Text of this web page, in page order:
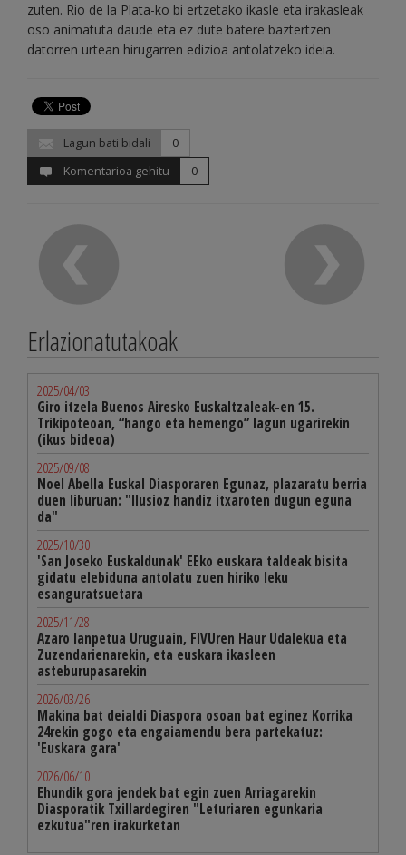
zuten. Rio de la Plata-ko bi ertzetako ikasle eta irakasleak
oso animatuta daude eta ez dute batere baztertzen
datorren urtean hirugarren edizioa antolatzeko ideia.
Lagun bati bidali
0
Komentarioa gehitu
0
Erlazionatutakoak
2025/04/03
Giro itzela Buenos Airesko Euskaltzaleak-en 15.
Trikipoteoan, “hango eta hemengo” lagun ugarirekin
(ikus bideoa)
2025/09/08
Noel Abella Euskal Diasporaren Egunaz, plazaratu berria
duen liburuan: "Ilusioz handiz itxaroten dugun eguna
da"
2025/10/30
'San Joseko Euskaldunak' EEko euskara taldeak bisita
gidatu elebiduna antolatu zuen hiriko leku
esanguratsuetara
2025/11/28
Azaro lanpetua Uruguain, FIVUren Haur Udalekua eta
Zuzendarienarekin, eta euskara ikasleen
asteburupasarekin
2026/03/26
Makina bat deialdi Diaspora osoan bat eginez Korrika
24rekin gogo eta engaiamendu bera partekatuz:
'Euskara gara'
2026/06/10
Ehundik gora jendek bat egin zuen Arriagarekin
Diasporatik Txillardegiren "Leturiaren egunkaria
ezkutua"ren irakurketan